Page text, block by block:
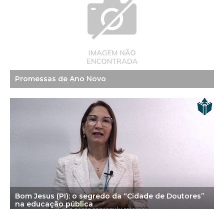
Promessas de Ano Novo
Bom Jesus (PI): o segredo da “Cidade de Doutores”
na educação pública